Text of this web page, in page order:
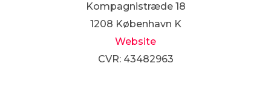
Kompagnistræde 18
1208 København K
Website
CVR: 43482963